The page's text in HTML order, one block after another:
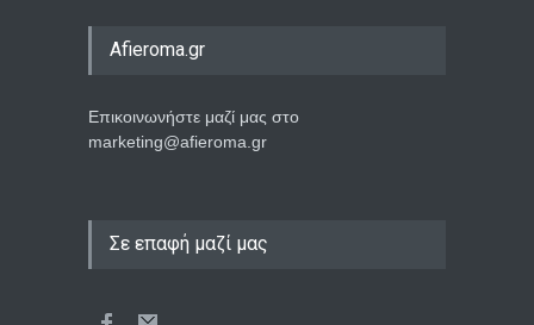
Afieroma.gr
Επικοινωνήστε μαζί μας στο
marketing@afieroma.gr
Σε επαφή μαζί μας